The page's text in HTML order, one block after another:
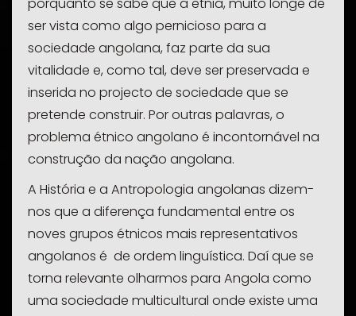
ser vista como algo pernicioso para a
sociedade angolana, faz parte da sua
vitalidade e, como tal, deve ser preservada e
inserida no projecto de sociedade que se
pretende construir. Por outras palavras, o
problema étnico angolano é incontornável na
construção da nação angolana.
A História e a Antropologia angolanas dizem-
nos que a diferença fundamental entre os
noves grupos étnicos mais representativos
angolanos é de ordem linguística. Daí que se
torna relevante olharmos para Angola como
uma sociedade multicultural onde existe uma